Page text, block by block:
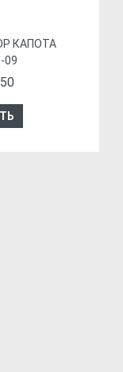
КАПОТА
09